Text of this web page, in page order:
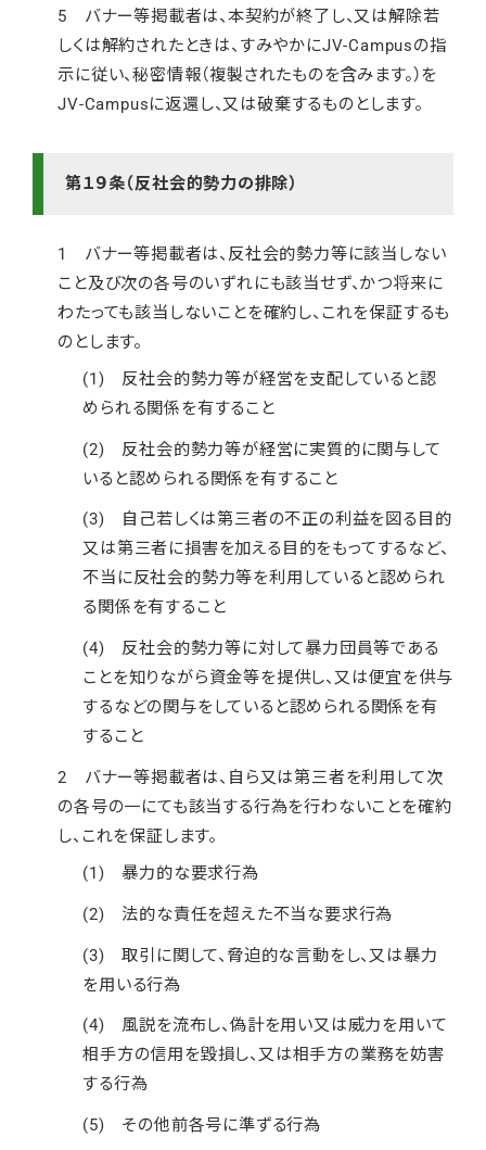
5 バナー等掲載者は、本契約が終了し、又は解除若
しくは解約されたときは、すみやかにJV-Campusの指
示に従い、秘密情報（複製されたものを含みます。）を
JV-Campusに返還し、又は破棄するものとします。
第１９条（反社会的勢力の排除）
1 バナー等掲載者は、反社会的勢力等に該当しない
こと及び次の各号のいずれにも該当せず、かつ将来に
わたっても該当しないことを確約し、これを保証するも
のとします。
(1) 反社会的勢力等が経営を支配していると認
められる関係を有すること
(2) 反社会的勢力等が経営に実質的に関与して
いると認められる関係を有すること
(3) 自己若しくは第三者の不正の利益を図る目的
又は第三者に損害を加える目的をもってするなど、
不当に反社会的勢力等を利用していると認められ
る関係を有すること
(4) 反社会的勢力等に対して暴力団員等である
ことを知りながら資金等を提供し、又は便宜を供与
するなどの関与をしていると認められる関係を有
すること
2 バナー等掲載者は、自ら又は第三者を利用して次
の各号の一にても該当する行為を行わないことを確約
し、これを保証します。
(1) 暴力的な要求行為
(2) 法的な責任を超えた不当な要求行為
(3) 取引に関して、脅迫的な言動をし、又は暴力
を用いる行為
(4) 風説を流布し、偽計を用い又は威力を用いて
相手方の信用を毀損し、又は相手方の業務を妨害
する行為
(5) その他前各号に準ずる行為